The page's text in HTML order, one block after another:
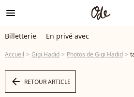
menu
Billetterie En privé avec
Accueil Gigi Hadid Photos de Gigi Hadid tandis
arrow_left RETOUR ARTICLE